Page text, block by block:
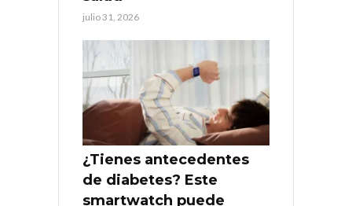
julio 31, 2026
¿Tienes antecedentes
de diabetes? Este
smartwatch puede